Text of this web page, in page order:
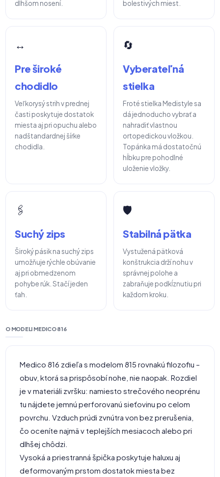
dlhšom nosení.
bolestivých miest.
↔️
Pre široké
chodidlo
Veľkorysý strih v prednej
časti poskytuje dostatok
miesta aj pri opuchu alebo
nadštandardnej šírke
chodidla.
🔄
Vyberateľná
stielka
Froté stielka Medistyle sa
dá jednoducho vybrať a
nahradiť vlastnou
ortopedickou vložkou.
Topánka má dostatočnú
hĺbku pre pohodlné
uloženie vložky.
🖇️
Suchý zips
Široký pásik na suchý zips
umožňuje rýchle obúvanie
aj pri obmedzenom
pohybe rúk. Stačí jeden
ťah.
🛡️
Stabilná pätka
Vystužená pätková
konštrukcia drží nohu v
správnej polohe a
zabraňuje podkĺznutiu pri
každom kroku.
O MODELI MEDICO 816
Medico 816 zdieľa s modelom 815 rovnakú filozofiu –
obuv, ktorá sa prispôsobí nohe, nie naopak. Rozdiel
je v materiáli zvršku: namiesto strečového neoprénu
tu nájdete jemnú perforovanú sieťovinu po celom
povrchu. Vzduch prúdi zvnútra von bez prerušenia,
čo oceníte najmä v teplejších mesiacoch alebo pri
dlhšej chôdzi.
Vysoká a priestranná špička poskytuje haluxu aj
deformovaným prstom dostatok miesta bez